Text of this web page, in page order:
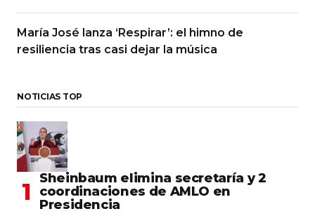
María José lanza ‘Respirar’: el himno de
resiliencia tras casi dejar la música
NOTICIAS TOP
Sheinbaum elimina secretaría y 2
coordinaciones de AMLO en
Presidencia